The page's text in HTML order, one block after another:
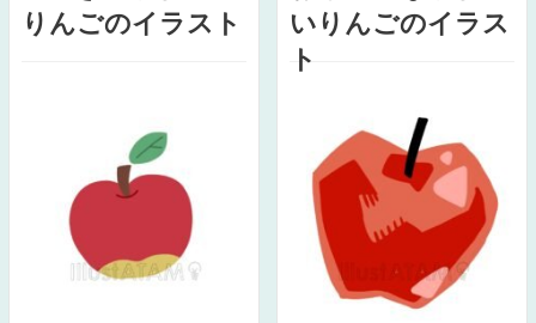
りんごのイラスト
いりんごのイラス
ト